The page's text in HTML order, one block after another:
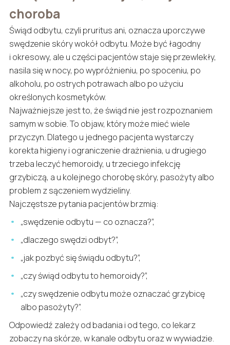
choroba
Świąd odbytu, czyli pruritus ani, oznacza uporczywe
swędzenie skóry wokół odbytu. Może być łagodny
i okresowy, ale u części pacjentów staje się przewlekły,
nasila się w nocy, po wypróżnieniu, po spoceniu, po
alkoholu, po ostrych potrawach albo po użyciu
określonych kosmetyków.
Najważniejsze jest to, że świąd nie jest rozpoznaniem
samym w sobie. To objaw, który może mieć wiele
przyczyn. Dlatego u jednego pacjenta wystarczy
korekta higieny i ograniczenie drażnienia, u drugiego
trzeba leczyć hemoroidy, u trzeciego infekcję
grzybiczą, a u kolejnego chorobę skóry, pasożyty albo
problem z sączeniem wydzieliny.
Najczęstsze pytania pacjentów brzmią:
„swędzenie odbytu — co oznacza?”,
„dlaczego swędzi odbyt?”,
„jak pozbyć się świądu odbytu?”,
„czy świąd odbytu to hemoroidy?”,
„czy swędzenie odbytu może oznaczać grzybicę
albo pasożyty?”.
Odpowiedź zależy od badania i od tego, co lekarz
zobaczy na skórze, w kanale odbytu oraz w wywiadzie.